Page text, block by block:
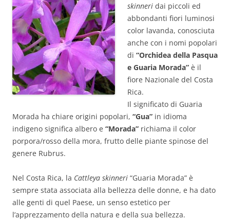
skinneri dai piccoli ed
abbondanti fiori luminosi
color lavanda, conosciuta
anche con i nomi popolari
di “Orchidea della Pasqua
e Guaria Morada” è il
fiore Nazionale del Costa
Rica.
Il significato di Guaria
Morada ha chiare origini popolari, “Gua” in idioma
indigeno significa albero e “Morada” richiama il color
porpora/rosso della mora, frutto delle piante spinose del
genere Rubrus.
Nel Costa Rica, la Cattleya skinneri “Guaria Morada” è
sempre stata associata alla bellezza delle donne, e ha dato
alle genti di quel Paese, un senso estetico per
l’apprezzamento della natura e della sua bellezza.